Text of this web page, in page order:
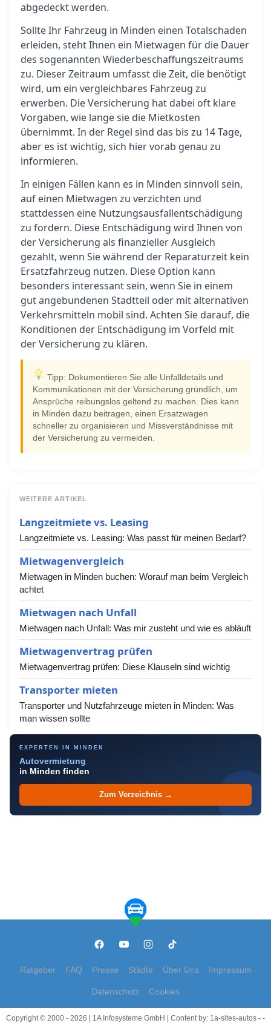
abgedeckt werden.
Sollte Ihr Fahrzeug in Minden einen Totalschaden
erleiden, steht Ihnen ein Mietwagen für die Dauer
des sogenannten Wiederbeschaffungszeitraums
zu. Dieser Zeitraum umfasst die Zeit, die benötigt
wird, um ein vergleichbares Fahrzeug zu
erwerben. Die Versicherung hat dabei oft klare
Vorgaben, wie lange sie die Mietkosten
übernimmt. In der Regel sind das bis zu 14 Tage,
aber es ist wichtig, sich hier vorab genau zu
informieren.
In einigen Fällen kann es in Minden sinnvoll sein,
auf einen Mietwagen zu verzichten und
stattdessen eine Nutzungsausfallentschädigung
zu fordern. Diese Entschädigung wird Ihnen von
der Versicherung als finanzieller Ausgleich
gezahlt, wenn Sie während der Reparaturzeit kein
Ersatzfahrzeug nutzen. Diese Option kann
besonders interessant sein, wenn Sie in einem
gut angebundenen Stadtteil oder mit alternativen
Verkehrsmitteln mobil sind. Achten Sie darauf, die
Konditionen der Entschädigung im Vorfeld mit
der Versicherung zu klären.
Tipp: Dokumentieren Sie alle Unfalldetails und
Kommunikationen mit der Versicherung gründlich, um
Ansprüche reibungslos geltend zu machen. Dies kann
in Minden dazu beitragen, einen Ersatzwagen
schneller zu organisieren und Missverständnisse mit
der Versicherung zu vermeiden.
WEITERE ARTIKEL
Langzeitmiete vs. Leasing
Langzeitmiete vs. Leasing: Was passt für meinen Bedarf?
Mietwagenvergleich
Mietwagen in Minden buchen: Worauf man beim Vergleich
achtet
Mietwagen nach Unfall
Mietwagen nach Unfall: Was mir zusteht und wie es abläuft
Mietwagenvertrag prüfen
Mietwagenvertrag prüfen: Diese Klauseln sind wichtig
Transporter mieten
Transporter und Nutzfahrzeuge mieten in Minden: Was
man wissen sollte
EXPERTEN IN MINDEN
Autovermietung
in Minden finden
Zum Verzeichnis →
Ratgeber FAQ Presse Städte Über Uns Impressum
Datenschutz Cookies
Copyright © 2000 - 2026 | 1A Infosysteme GmbH | Content by: 1a-sites-autos - -